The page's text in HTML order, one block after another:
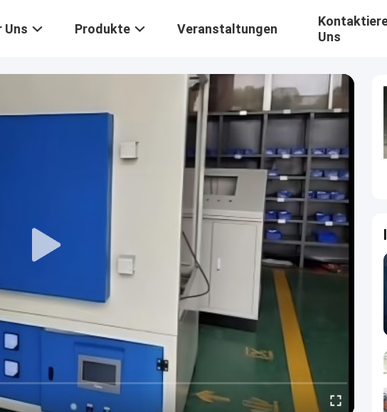
Uns Produkte Veranstaltungen
Uns